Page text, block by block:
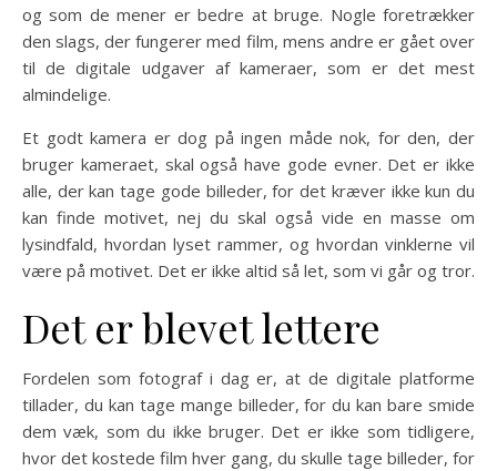
og som de mener er bedre at bruge. Nogle foretrækker
den slags, der fungerer med film, mens andre er gået over
til de digitale udgaver af kameraer, som er det mest
almindelige.
Et godt kamera er dog på ingen måde nok, for den, der
bruger kameraet, skal også have gode evner. Det er ikke
alle, der kan tage gode billeder, for det kræver ikke kun du
kan finde motivet, nej du skal også vide en masse om
lysindfald, hvordan lyset rammer, og hvordan vinklerne vil
være på motivet. Det er ikke altid så let, som vi går og tror.
Det er blevet lettere
Fordelen som fotograf i dag er, at de digitale platforme
tillader, du kan tage mange billeder, for du kan bare smide
dem væk, som du ikke bruger. Det er ikke som tidligere,
hvor det kostede film hver gang, du skulle tage billeder, for